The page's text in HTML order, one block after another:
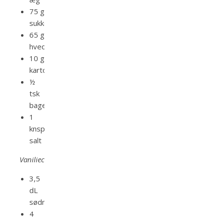
75 g
sukker
65 g
hvedemel
10 g
kartoffelmel
½
tsk
bagepulver
1
knsp.
salt
Vaniliecreme:
3,5
dL
sødmælk
4